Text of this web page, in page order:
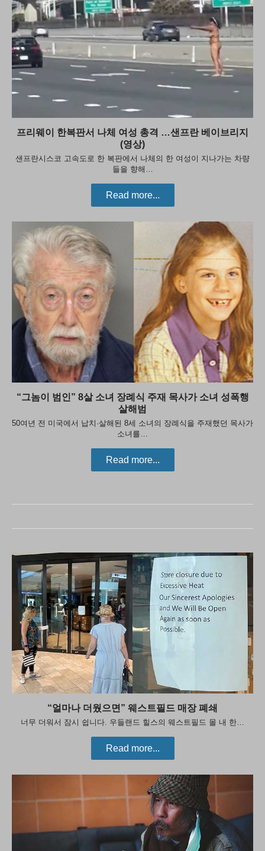
프리웨이 한복판서 나체 여성 총격 …샌프란 베이브리지
(영상)
샌프란시스코 고속도로 한 복판에서 나체의 한 여성이 지나가는 차량
들을 향해…
Read more...
“그놈이 범인” 8살 소녀 장례식 주재 목사가 소녀 성폭행
살해범
50여년 전 미국에서 납치·살해된 8세 소녀의 장례식을 주재했던 목사가
소녀를…
Read more...
“얼마나 더웠으면” 웨스트필드 매장 폐쇄
너무 더워서 잠시 쉽니다. 우들랜드 힐스의 웨스트필드 몰 내 한…
Read more...